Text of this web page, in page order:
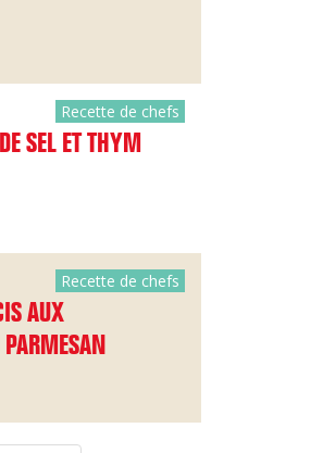
Recette de chefs
SEL ET THYM
Recette de chefs
AUX